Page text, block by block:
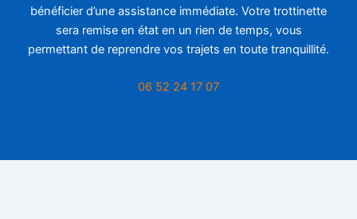
bénéficier d’une assistance immédiate. Votre trottinette
sera remise en état en un rien de temps, vous
permettant de reprendre vos trajets en toute tranquillité.
06 52 24 17 07